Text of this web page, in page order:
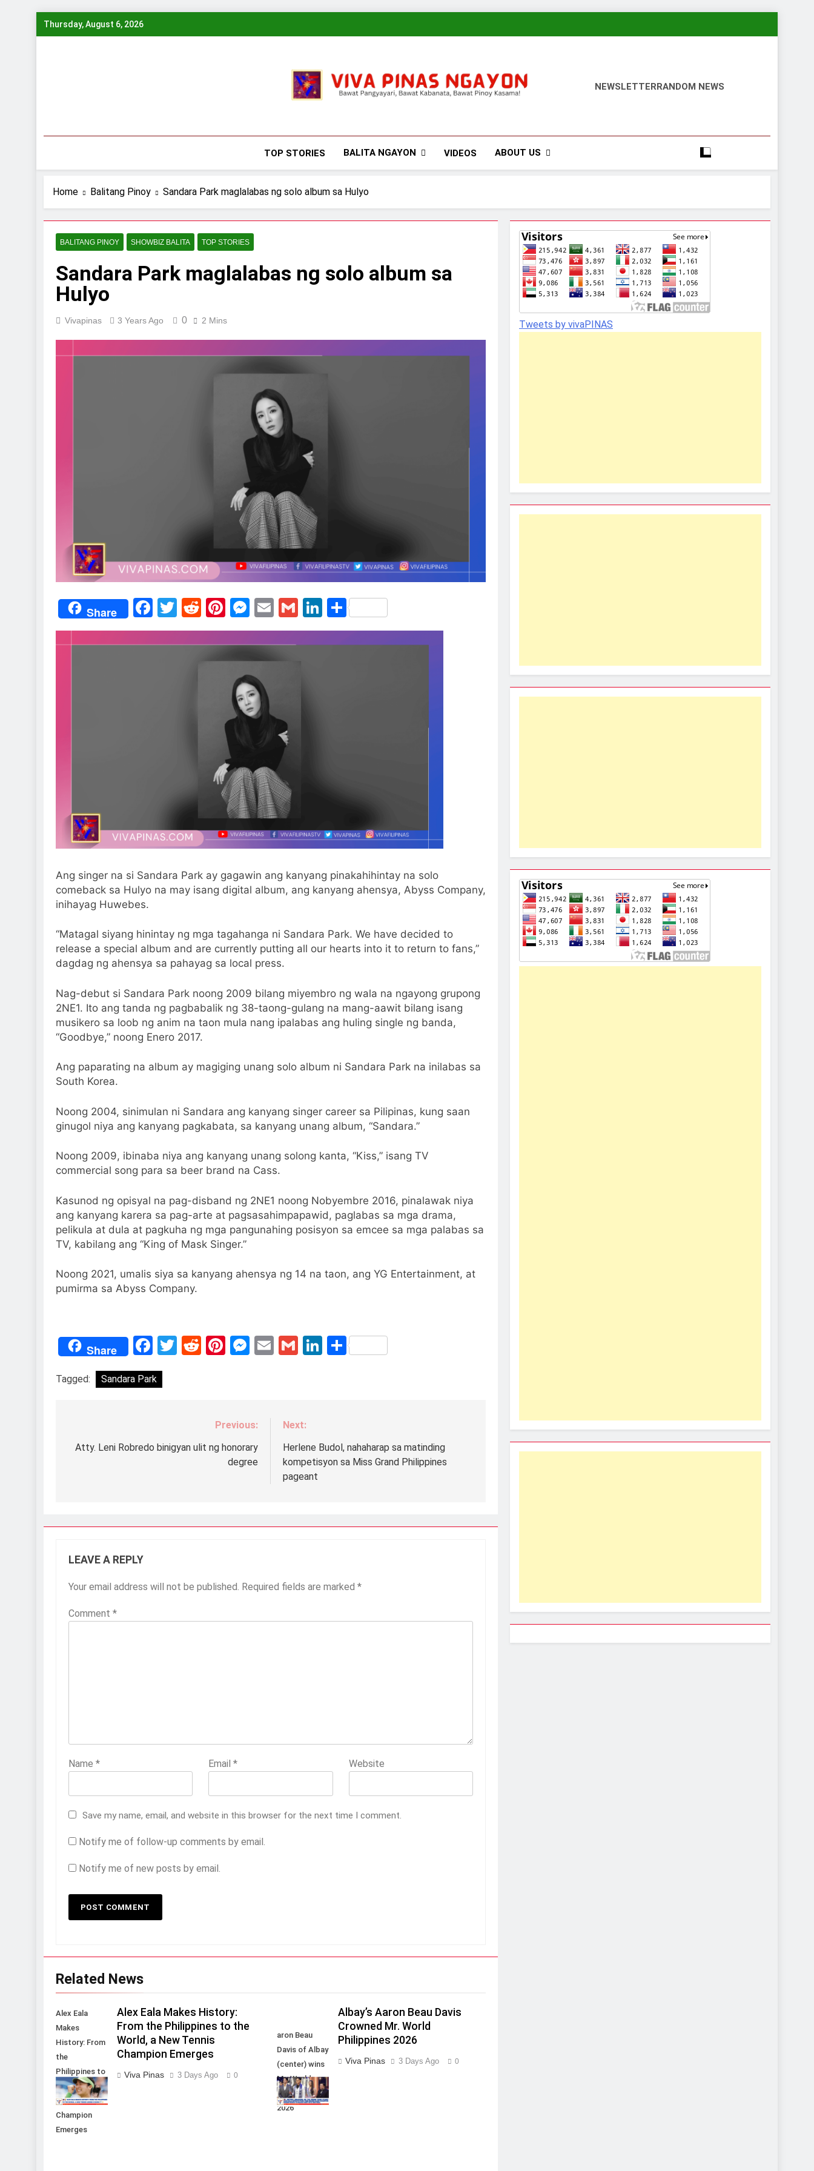
Skip
Thursday, August 6, 2026
Viva Pinas
NEWSLETTERRANDOM NEWS
TOP STORIES BALITA NGAYON VIDEOS ABOUT US
Home Balitang Pinoy Sandara Park maglalabas ng solo album sa Hulyo
BALITANG PINOY SHOWBIZ BALITA TOP STORIES
Sandara Park maglalabas ng solo album sa
Hulyo
Vivapinas 3 Years Ago 0 2 Mins
Share Facebook
Twitter
Reddit
Pinterest
Messenger
EmailGmailLinkedIn
Share
Ang singer na si Sandara Park ay gagawin ang kanyang pinakahihintay na solo
comeback sa Hulyo na may isang digital album, ang kanyang ahensya, Abyss Company,
inihayag Huwebes.
“Matagal siyang hinintay ng mga tagahanga ni Sandara Park. We have decided to
release a special album and are currently putting all our hearts into it to return to fans,”
dagdag ng ahensya sa pahayag sa local press.
Nag-debut si Sandara Park noong 2009 bilang miyembro ng wala na ngayong grupong
2NE1. Ito ang tanda ng pagbabalik ng 38-taong-gulang na mang-aawit bilang isang
musikero sa loob ng anim na taon mula nang ipalabas ang huling single ng banda,
“Goodbye,” noong Enero 2017.
Ang paparating na album ay magiging unang solo album ni Sandara Park na inilabas sa
South Korea.
Noong 2004, sinimulan ni Sandara ang kanyang singer career sa Pilipinas, kung saan
ginugol niya ang kanyang pagkabata, sa kanyang unang album, “Sandara.”
Noong 2009, ibinaba niya ang kanyang unang solong kanta, “Kiss,” isang TV
commercial song para sa beer brand na Cass.
Kasunod ng opisyal na pag-disband ng 2NE1 noong Nobyembre 2016, pinalawak niya
ang kanyang karera sa pag-arte at pagsasahimpapawid, paglabas sa mga drama,
pelikula at dula at pagkuha ng mga pangunahing posisyon sa emcee sa mga palabas sa
TV, kabilang ang “King of Mask Singer.”
Noong 2021, umalis siya sa kanyang ahensya ng 14 na taon, ang YG Entertainment, at
pumirma sa Abyss Company.
Share Facebook
Twitter
Reddit
Pinterest
Messenger
EmailGmailLinkedIn
Share
Tagged: Sandara Park
navigation
Previous:
Atty. Leni Robredo binigyan ulit ng honorary
degree
Next:
Herlene Budol, nahaharap sa matinding
kompetisyon sa Miss Grand Philippines
pageant
LEAVE A REPLY
Your email address will not be published. Required fields are marked *
Comment *
Name * Email* Website
Save my name, email, and website in this browser for the next time I comment.
Notify me of follow-up comments by email.
Notify me of new posts by email.
Related News
Alex Eala
Makes
History: From
the
Philippines to
the World, a
New Tennis
Champion
Emerges
Alex Eala Makes History:
From the Philippines to the
World, a New Tennis
Champion Emerges
Viva Pinas 3 Days Ago 0
aron Beau
Davis of Albay
(center) wins
Mr. World
Philippines
2026
Albay’s Aaron Beau Davis
Crowned Mr. World
Philippines 2026
Viva Pinas 3 Days Ago 0
Tweets by vivaPINAS